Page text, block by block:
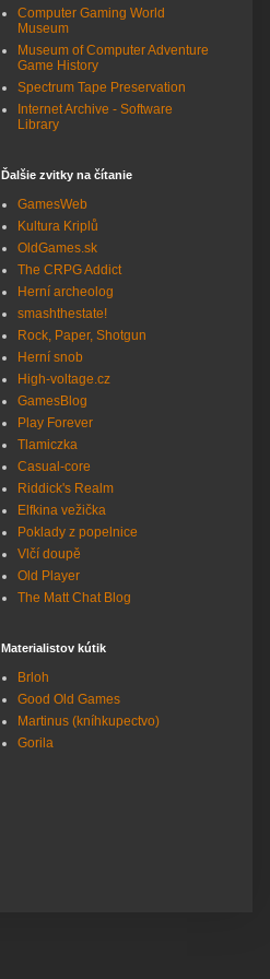
Computer Gaming World
Museum
Museum of Computer Adventure
Game History
Spectrum Tape Preservation
Internet Archive - Software
Library
Ďalšie zvitky na čítanie
GamesWeb
Kultura Kriplů
OldGames.sk
The CRPG Addict
Herní archeolog
smashthestate!
Rock, Paper, Shotgun
Herní snob
High-voltage.cz
GamesBlog
Play Forever
Tlamiczka
Casual-core
Riddick's Realm
Elfkina vežička
Poklady z popelnice
Vlčí doupě
Old Player
The Matt Chat Blog
Materialistov kútik
Brloh
Good Old Games
Martinus (kníhkupectvo)
Gorila